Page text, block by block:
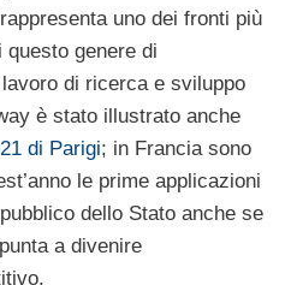
uno dei fronti più
genere di
di ricerca e sviluppo
è stato illustrato anche
di Parigi; in Francia sono
le prime applicazioni
dello Stato anche se
a divenire